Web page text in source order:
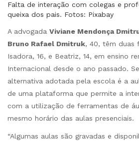
Falta de interação com colegas e
queixa dos pais. Fotos: Pixabay
A advogada Viviane Mendonça
Bruno Rafael Dmitruk, 40, têm duas
Isadora, 16, e Beatriz, 14, em ensino
Internacional desde o ano passado.
alternativa adotada pela escola é a
de uma plataforma que permite a
com a utilização de ferramentas de
mesmo horário das aulas presenciais.
“Algumas aulas são gravadas e